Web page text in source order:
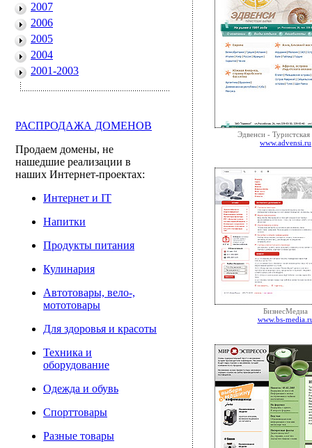
2007
2006
2005
2004
2001-2003
РАСПРОДАЖА ДОМЕНОВ
Продаем домены, не
нашедшие реализации в
наших Интернет-проектах:
Интернет и IT
Напитки
Продукты питания
Кулинария
Автотовары, вело-,
мототовары
Для здоровья и красоты
Техника и
оборудование
Одежда и обувь
Спорттовары
Разные товары
Эдвенси -
www.advensi.ru
БизнесМедиа
www.bs-